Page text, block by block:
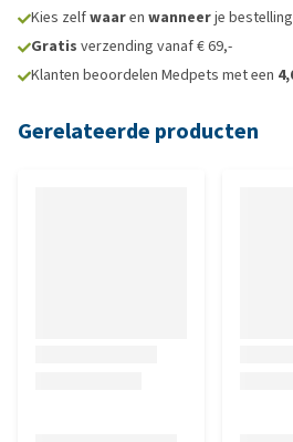
Kies zelfwaaren wanneerje
Gratis verzending vanaf € 69,-
Klanten beoordelen Medpets met een
Gerelateerde producten